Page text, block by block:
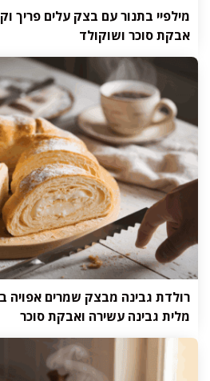
מילפיי בתנור עם בצק עלים פריך
אבקת סוכר ושוקולד
רולדת גבינה מבצק שמרים אפויה
מלית גבינה עשירה ואבקת סוכר